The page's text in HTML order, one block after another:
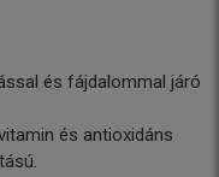
és fájdalommal járó
és antioxidáns